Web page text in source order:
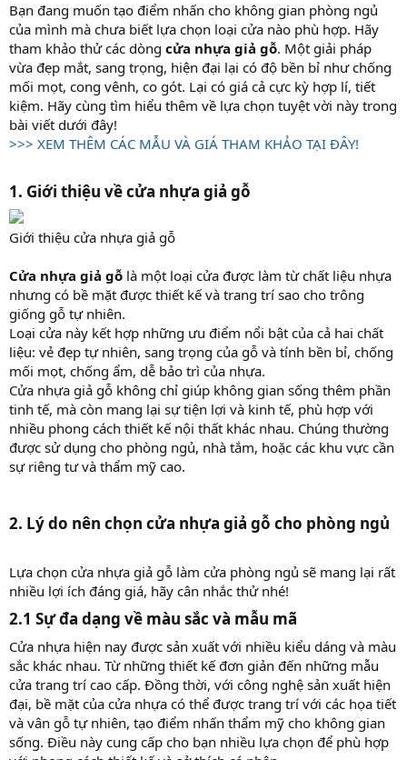
Bạn đang muốn tạo điểm nhấn cho không gian phòng ngủ
của mình mà chưa biết lựa chọn loại cửa nào phù hợp. Hãy
tham khảo thử các dòng cửa nhựa giả gỗ. Một giải pháp
vừa đẹp mắt, sang trọng, hiện đại lại có độ bền bỉ như chống
mối mọt, cong vênh, co gót. Lại có giá cả cực kỳ hợp lí, tiết
kiệm. Hãy cùng tìm hiểu thêm về lựa chọn tuyệt vời này trong
bài viết dưới đây!
>>> XEM THÊM CÁC MẪU VÀ GIÁ THAM KHẢO TẠI ĐÂY!
1. Giới thiệu về cửa nhựa giả gỗ
Giới thiệu cửa nhựa giả gỗ
Cửa nhựa giả gỗ là một loại cửa được làm từ chất liệu nhựa
nhưng có bề mặt được thiết kế và trang trí sao cho trông
giống gỗ tự nhiên.
Loại cửa này kết hợp những ưu điểm nổi bật của cả hai chất
liệu: vẻ đẹp tự nhiên, sang trọng của gỗ và tính bền bỉ, chống
mối mọt, chống ẩm, dễ bảo trì của nhựa.
Cửa nhựa giả gỗ không chỉ giúp không gian sống thêm phần
tinh tế, mà còn mang lại sự tiện lợi và kinh tế, phù hợp với
nhiều phong cách thiết kế nội thất khác nhau. Chúng thường
được sử dụng cho phòng ngủ, nhà tắm, hoặc các khu vực cần
sự riêng tư và thẩm mỹ cao.
2. Lý do nên chọn cửa nhựa giả gỗ cho phòng ngủ
Lựa chọn cửa nhựa giả gỗ làm cửa phòng ngủ sẽ mang lại rất
nhiều lợi ích đáng giá, hãy cân nhắc thử nhé!
2.1 Sự đa dạng về màu sắc và mẫu mã
Cửa nhựa hiện nay được sản xuất với nhiều kiểu dáng và màu
sắc khác nhau. Từ những thiết kế đơn giản đến những mẫu
cửa trang trí cao cấp. Đồng thời, với công nghệ sản xuất hiện
đại, bề mặt của cửa nhựa có thể được trang trí với các họa tiết
và vân gỗ tự nhiên, tạo điểm nhấn thẩm mỹ cho không gian
sống. Điều này cung cấp cho bạn nhiều lựa chọn để phù hợp